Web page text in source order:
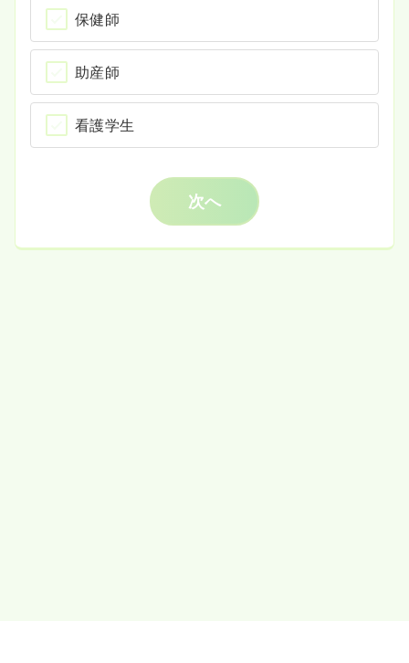
保健師
助産師
看護学生
次へ